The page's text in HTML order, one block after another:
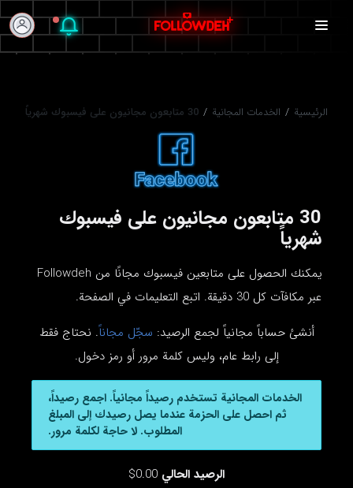
الرئيسية / الخدمات المجانية / 30 متابعون مجانيون على فيسبوك شهرياً
30 متابعون مجانيون على فيسبوك
شهرياً
يمكنك الحصول على متابعين فيسبوك مجانًا من Followdeh
عبر مكافآت كل 30 دقيقة. اتبع التعليمات في الصفحة.
أنشئ حساباً مجانياً لجمع الرصيد: سجّل مجاناً. نحتاج فقط
إلى رابط عام، وليس كلمة مرور أو رمز دخول.
الخدمات المجانية تستخدم رصيداً مجانياً. اجمع رصيداً،
ثم احصل على الحزمة عندما يصل رصيدك إلى المبلغ
المطلوب. لا حاجة لكلمة مرور.
الرصيد الحالي 0.00$